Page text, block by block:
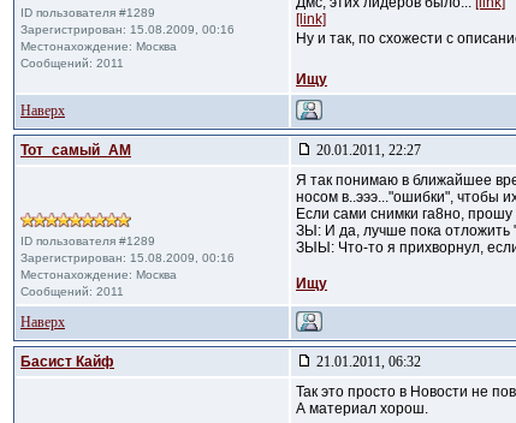
ID пользователя #1289
Зарегистрирован: 15.08.2009, 00:16
Местонахождение: Москва
Сообщений: 2011
[link]
Ну и так, по схожести с
Ищу
Наверх
Тот_самый_АМ 20.01.2011, 22:27
ID пользователя #1289
Зарегистрирован: 15.08.2009, 00:16
Местонахождение: Москва
Сообщений: 2011
Я так понимаю в ближайшее
носом в..эээ..."ошибки", чтобы
Если сами снимки га8но, прошу
ЗЫ: И да, лучше пока отложить
ЗЫЫ: Что-то я прихворнул, если
Ищу
Наверх
Басист Кайф 21.01.2011, 06:32
Так это просто в Новости не
А материал хорош.